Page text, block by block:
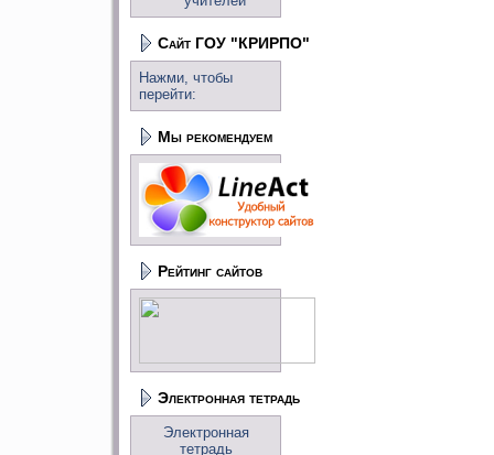
Сайт ГОУ "КРИРПО"
Нажми, чтобы
перейти:
Мы рекомендуем
Рейтинг сайтов
Электронная тетрадь
Электронная
тетрадь